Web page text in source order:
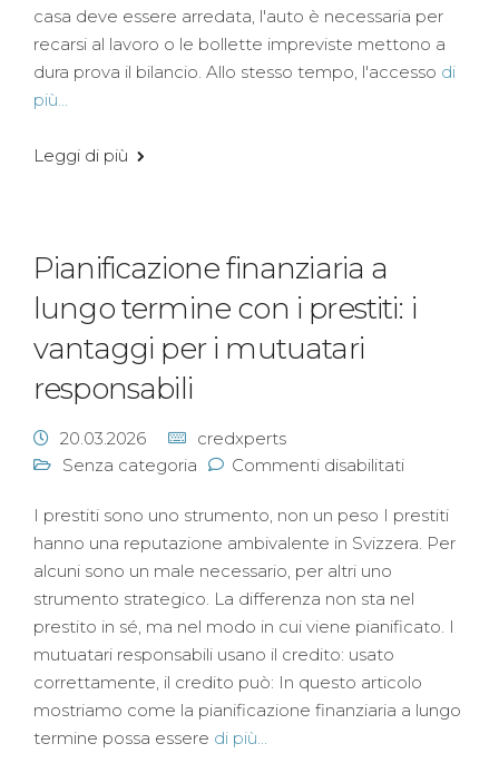
casa deve essere arredata, l'auto è necessaria per
recarsi al lavoro o le bollette impreviste mettono a
dura prova il bilancio. Allo stesso tempo, l'accesso di
più...
Leggi di più
Pianificazione finanziaria a
lungo termine con i prestiti: i
vantaggi per i mutuatari
responsabili
20.03.2026
credxperts
Senza categoria
Commenti disabilitati
I prestiti sono uno strumento, non un peso I prestiti
hanno una reputazione ambivalente in Svizzera. Per
alcuni sono un male necessario, per altri uno
strumento strategico. La differenza non sta nel
prestito in sé, ma nel modo in cui viene pianificato. I
mutuatari responsabili usano il credito: usato
correttamente, il credito può: In questo articolo
mostriamo come la pianificazione finanziaria a lungo
termine possa essere di più...